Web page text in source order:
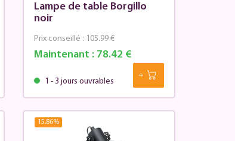
Lampe de table Borgillo
noir
Maintenant :78.42 €
Prix conseillé : 105.99 €
1 - 3 jours ouvrables
15.86%